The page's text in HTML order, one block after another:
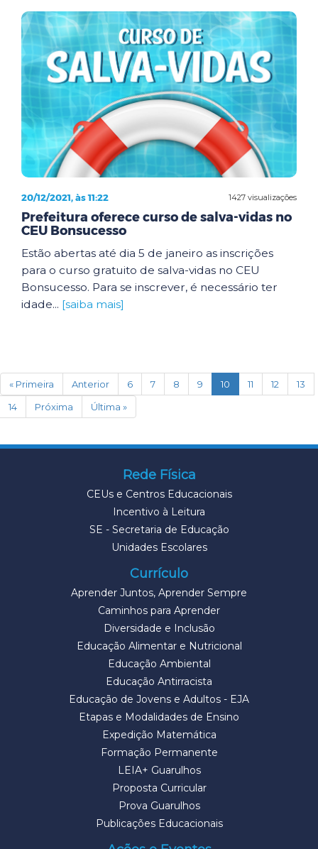
1427 visualizações
20/12/2021, às 11:22
Prefeitura oferece curso de salva-vidas no
CEU Bonsucesso
Estão abertas até dia 5 de janeiro as inscrições
para o curso gratuito de salva-vidas no CEU
Bonsucesso. Para se inscrever, é necessário ter
idade... [saiba mais]
« Primeira Anterior 6 7 8 9 10 (current)
11 12
13
14
Próxima Última »
Rede Física
CEUs e Centros Educacionais
Incentivo à Leitura
SE - Secretaria de Educação
Unidades Escolares
Currículo
Aprender Juntos, Aprender Sempre
Caminhos para Aprender
Diversidade e Inclusão
Educação Alimentar e Nutricional
Educação Ambiental
Educação Antirracista
Educação de Jovens e Adultos - EJA
Etapas e Modalidades de Ensino
Expedição Matemática
Formação Permanente
LEIA+ Guarulhos
Proposta Curricular
Prova Guarulhos
Publicações Educacionais